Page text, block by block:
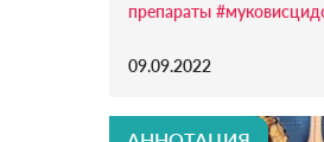
препараты
09.09.2022